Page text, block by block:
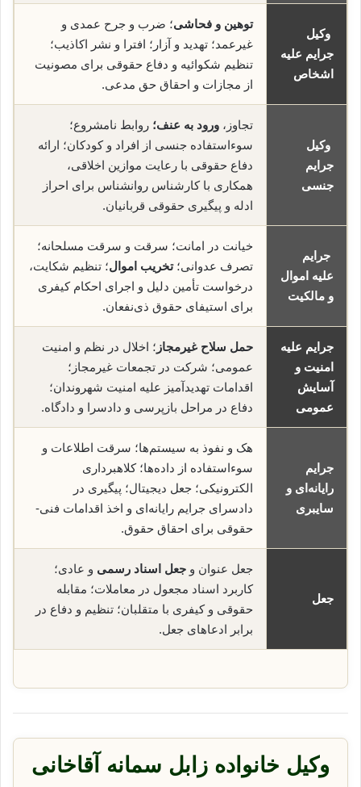
وکیل
جرایم علیه
اشخاص
توهین و فحاشی؛ ضرب و جرح عمدی و
غیرعمد؛ تهدید و آزار؛ افترا و نشر اکاذیب؛
تنظیم شکوائیه و دفاع حقوقی برای مصونیت
از مجازات و احقاق حق مدعی.
وکیل
جرایم
جنسی
تجاوز، ورود به عنف؛ روابط نامشروع؛
سوءاستفاده جنسی از افراد و کودکان؛ ارائه
دفاع حقوقی با رعایت موازین اخلاقی،
همکاری با کارشناس روانشناس برای احراز
ادله و پیگیری حقوقی قربانیان.
جرایم
علیه اموال
و مالکیت
خیانت در امانت؛ سرقت و سرقت مسلحانه؛
تصرف عدوانی؛تخریب اموال؛ تنظیم شکایت،
درخواست تأمین دلیل و اجرای احکام کیفری
برای استیفای حقوق ذی‌نفعان.
جرایم علیه
امنیت و
آسایش
عمومی
حمل سلاح غیرمجاز ؛ اخلال در نظم و امنیت
عمومی؛ شرکت در تجمعات غیرمجاز؛
اقدامات تهدیدآمیز علیه امنیت شهروندان؛
دفاع در مراحل بازپرسی و دادسرا و دادگاه.
جرایم
رایانه‌ای و
سایبری
هک و نفوذ به سیستم‌ها؛ سرقت اطلاعات و
سوء‌استفاده از داده‌ها؛ کلاهبرداری
الکترونیکی؛ جعل دیجیتال؛ پیگیری در
دادسرای جرایم رایانه‌ای و اخذ اقدامات فنی-
حقوقی برای احقاق حقوق.
جعل
جعل عنوان و جعل اسناد رسمی و عادی؛
کاربرد اسناد مجعول در معاملات؛ مقابله
حقوقی و کیفری با متقلبان؛ تنظیم و دفاع در
برابر ادعاهای جعل.
وکیل خانواده زابل سمانه آقاخانی